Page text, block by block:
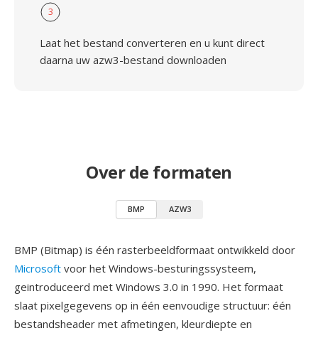
3
Laat het bestand converteren en u kunt direct
daarna uw azw3-bestand downloaden
Over de formaten
BMP AZW3
BMP (Bitmap) is één rasterbeeldformaat ontwikkeld door
Microsoft voor het Windows-besturingssysteem,
geintroduceerd met Windows 3.0 in 1990. Het formaat
slaat pixelgegevens op in één eenvoudige structuur: één
bestandsheader met afmetingen, kleurdiepte en